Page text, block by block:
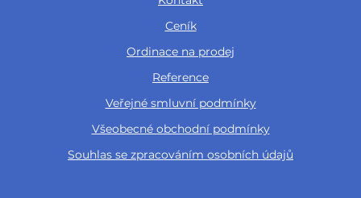
Ceník
Ordinace na prodej
Reference
Veřejné smluvní podmínky
Všeobecné obchodní podmínky
Souhlas se zpracováním osobních údajů